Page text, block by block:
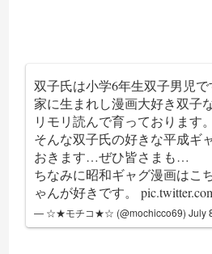
双子氏は小学6年生双子男児
家に生まれし漫画大好き双子
リモリ読んで育っております。
そんな双子氏の好きな平成ギ
おきます…ぜひ皆さまも…
ちなみに昭和ギャグ漫画はこ
ゃんが好きです。
— ☆★モチコ★☆ (@mochicco69)July